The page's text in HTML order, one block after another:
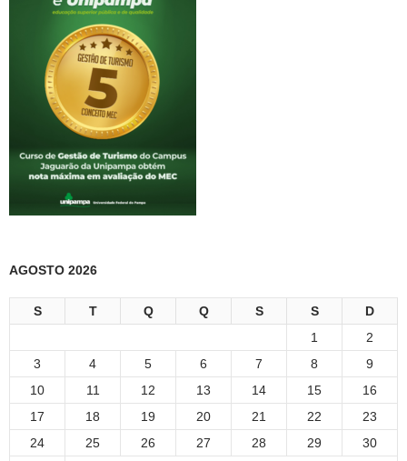
AGOSTO 2026
S T Q Q S S
D
1
2
3
4 5 6 7 8
9
10
11 12 13 14 15
16
17
18 19 20 21 22
23
24
25 26 27 28 29
30